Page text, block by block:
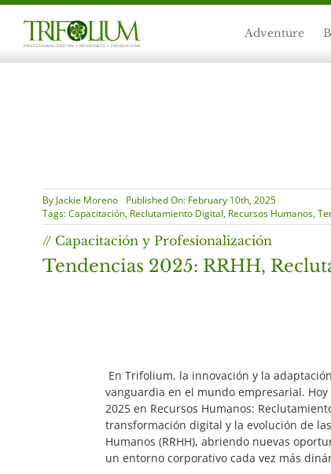
Skip
content
Adventure
By Jackie Moreno
Published On: February 10th, 2025
Tags:Capacitación, Reclutamiento Digital, Recursos Humanos,
// Capacitación y Profesionalización
Tendencias 2025: RRHH,
En Trifolium, la innovación y la
vanguardia en el mundo empresarial.
2025 en Recursos Humanos:
transformación digital y la evolución de
Humanos (RRHH), abriendo nuevas
un entorno corporativo cada vez más